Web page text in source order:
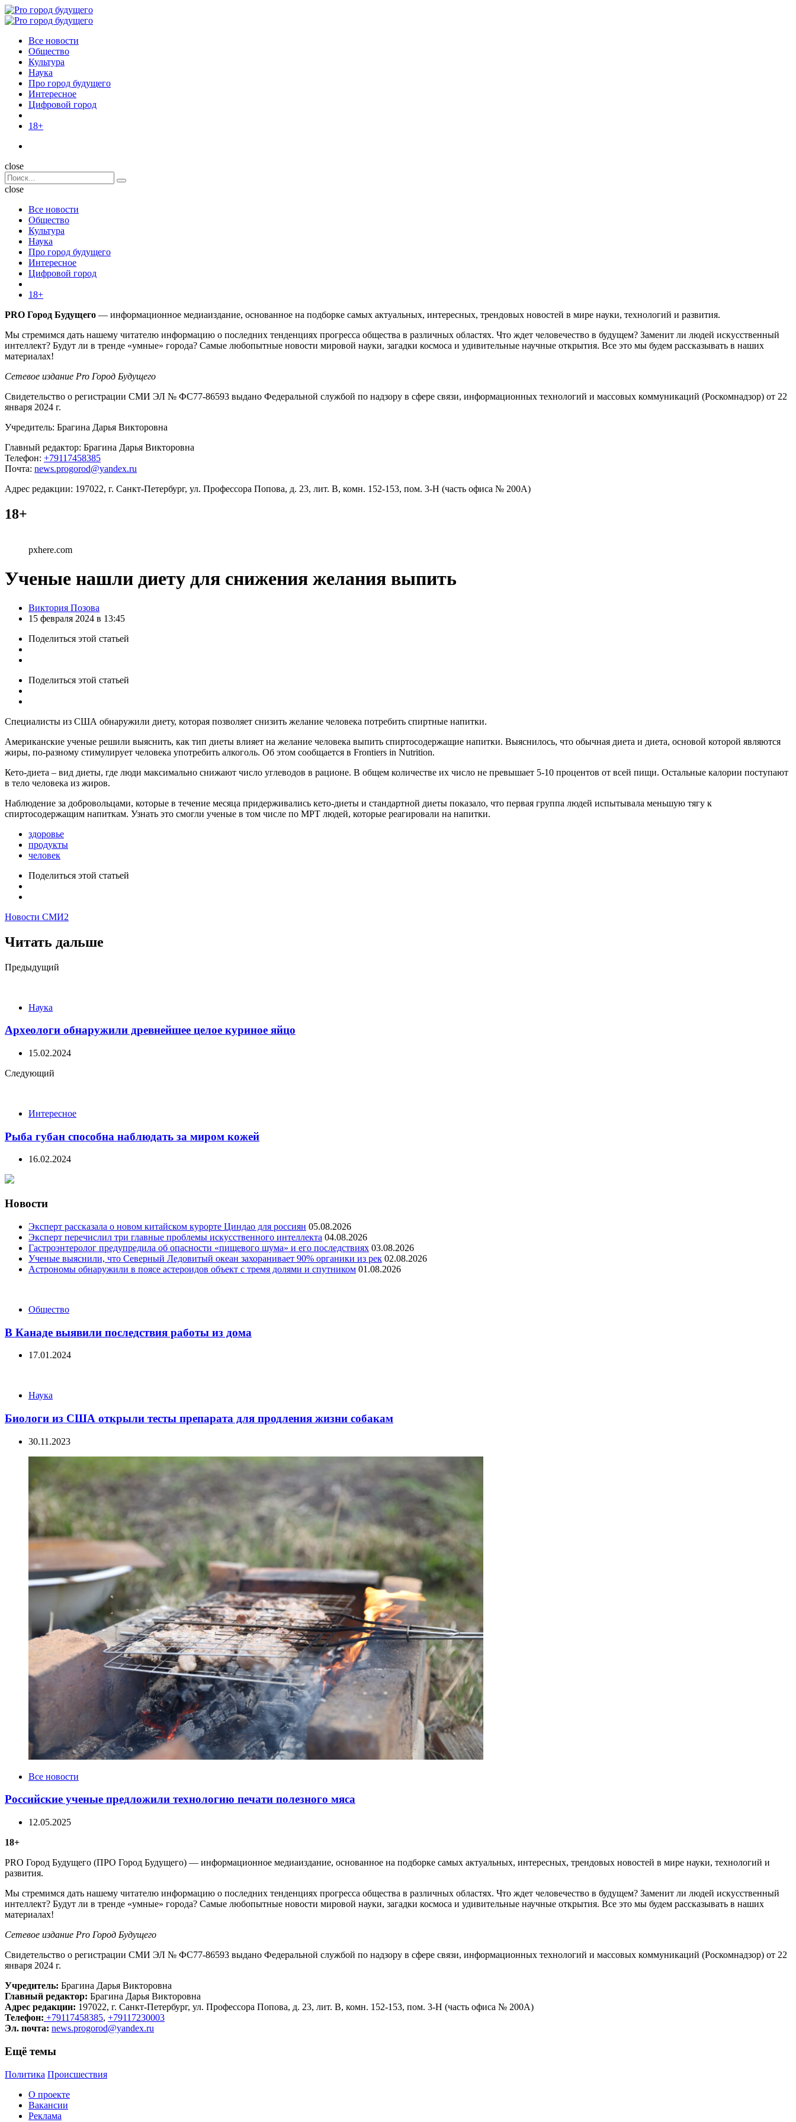
Menu
Поиск
Menu
Pro
Все новости
Общество
Культура
Наука
Про город будущего
Интересное
Цифровой город
18+
Поиск
close
Search
for:
Поиск
close
Все новости
Общество
Культура
Наука
Про город будущего
Интересное
Цифровой город
18+
PRO Город Будущего — информационное медиаиздание, основанное на подборке самых актуальных, интересных, трендовых новостей в мире науки, технологий и развития.
Мы стремимся дать нашему читателю информацию о последних тенденциях прогресса общества в различных областях. Что ждет человечество в будущем? Заменит ли людей искусственный
интеллект? Будут ли в тренде «умные» города? Самые любопытные новости мировой науки, загадки космоса и удивительные научные открытия. Все это мы будем рассказывать в наших
материалах!
Сетевое издание Pro Город Будущего
Свидетельство о регистрации СМИ ЭЛ № ФС77-86593 выдано Федеральной службой по надзору в сфере связи, информационных технологий и массовых коммуникаций (Роскомнадзор) от 22
января 2024 г.
Учредитель: Брагина Дарья Викторовна
Главный редактор: Брагина Дарья Викторовна
Телефон: +79117458385
Почта: news.progorod@yandex.ru
Адрес редакции: 197022, г. Санкт-Петербург, ул. Профессора Попова, д. 23, лит. В, комн. 152-153, пом. 3-Н (часть офиса № 200А)
18+
pxhere.com
Ученые нашли диету для снижения желания выпить
Posted
by
Виктория Позова
15 февраля 2024 в 13:45
Поделиться этой статьей
Поделиться этой статьей
Специалисты из США обнаружили диету, которая позволяет снизить желание человека потребить спиртные напитки.
Американские ученые решили выяснить, как тип диеты влияет на желание человека выпить спиртосодержащие напитки. Выяснилось, что обычная диета и диета, основой которой являются
жиры, по-разному стимулирует человека употребить алкоголь. Об этом сообщается в Frontiers in Nutrition.
Кето-диета – вид диеты, где люди максимально снижают число углеводов в рационе. В общем количестве их число не превышает 5-10 процентов от всей пищи. Остальные калории поступают
в тело человека из жиров.
Наблюдение за добровольцами, которые в течение месяца придерживались кето-диеты и стандартной диеты показало, что первая группа людей испытывала меньшую тягу к
спиртосодержащим напиткам. Узнать это смогли ученые в том числе по МРТ людей, которые реагировали на напитки.
здоровье
продукты
человек
Поделиться этой статьей
Новости СМИ2
Читать дальше
Post
Предыдущий
Наука
Археологи обнаружили древнейшее целое куриное яйцо
15.02.2024
Следующий
Интересное
Рыба губан способна наблюдать за миром кожей
16.02.2024
Новости
Эксперт рассказала о новом китайском курорте Циндао для россиян 05.08.2026
Эксперт перечислил три главные проблемы искусственного интеллекта 04.08.2026
Гастроэнтеролог предупредила об опасности «пищевого шума» и его последствиях 03.08.2026
Ученые выяснили, что Северный Ледовитый океан захоранивает 90% органики из рек 02.08.2026
Астрономы обнаружили в поясе астероидов объект с тремя долями и спутником 01.08.2026
CategoriesОбщество
В Канаде выявили последствия работы из дома
17.01.2024
Categories
Наука
Биологи из США открыли тесты препарата для продления жизни собакам
30.11.2023
CategoriesВсе новости
Российские ученые предложили технологию печати полезного мяса
12.05.2025
18+
PRO Город Будущего (ПРО Город Будущего) — информационное медиаиздание, основанное на подборке самых актуальных, интересных, трендовых новостей в мире науки, технологий и
развития.
Мы стремимся дать нашему читателю информацию о последних тенденциях прогресса общества в различных областях. Что ждет человечество в будущем? Заменит ли людей искусственный
интеллект? Будут ли в тренде «умные» города? Самые любопытные новости мировой науки, загадки космоса и удивительные научные открытия. Все это мы будем рассказывать в наших
материалах!
Сетевое издание Рrо Город Будущего
Свидетельство о регистрации СМИ ЭЛ № ФС77-86593 выдано Федеральной службой по надзору в сфере связи, информационных технологий и массовых коммуникаций (Роскомнадзор) от 22
января 2024 г.
Учредитель: Брагина Дарья Викторовна
Главный редактор: Брагина Дарья Викторовна
Адрес редакции: 197022, г. Санкт-Петербург, ул. Профессора Попова, д. 23, лит. В, комн. 152-153, пом. 3-Н (часть офиса № 200А)
Телефон: +79117458385, +79117230003
Эл. почта: news.progorod@yandex.ru
Ещё темы
Политика Происшествия
О проекте
Вакансии
Реклама